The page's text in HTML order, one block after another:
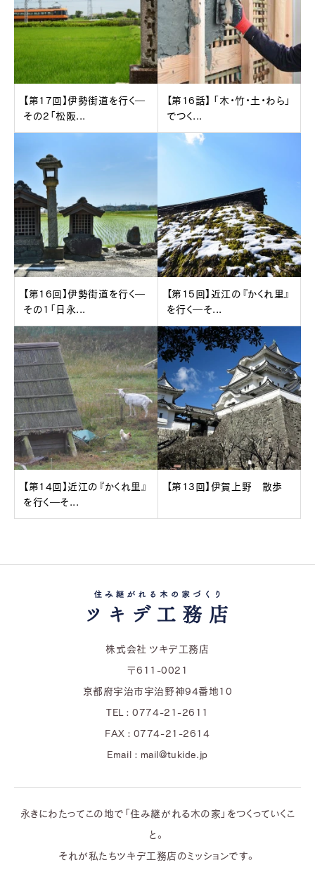
【第17回】伊勢街道を行く―
その2「松阪...
【第16話】 「木・竹・土・わら」
でつく...
【第16回】伊勢街道を行く―
その1「日永...
【第15回】近江の『かくれ里』
を行く―そ...
【第14回】近江の『かくれ里』
を行く―そ...
【第13回】伊賀上野 散歩
株式会社 ツキデ工務店
〒611-0021
京都府宇治市宇治野神94番地10
TEL : 0774-21-2611
FAX : 0774-21-2614
Email : mail@tukide.jp
永きにわたってこの地で「住み継がれる木の家」をつくっていくこ
と。
それが私たちツキデ工務店のミッションです。